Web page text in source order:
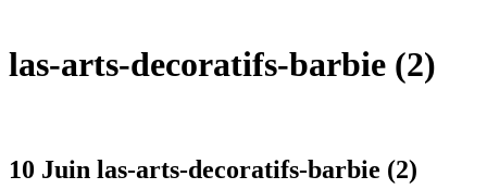
las-arts-decoratifs-barbie (2)
10 Juin las-arts-decoratifs-barbie (2)